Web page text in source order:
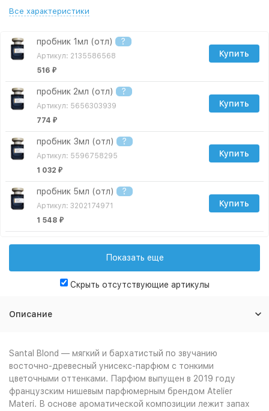
Все характеристики
пробник 1мл (отл) ?
Артикул: 2135586568
516 ₽
Купить
пробник 2мл (отл) ?
Артикул: 5656303939
774 ₽
Купить
пробник 3мл (отл) ?
Артикул: 5596758295
1 032 ₽
Купить
пробник 5мл (отл) ?
Артикул: 3202174971
1 548 ₽
Купить
Артикул: 2310140422
2 666
пробник 15мл (отл)
Артикул: 2460104385
4 644 ₽
пробник 30мл (отл) ?
Артикул: 6914334184
Купить
Показать еще
Скрыть отсутствующие артикулы
Описание
Santal Blond — мягкий и бархатистый по звучанию
восточно-древесный унисекс-парфюм с тонкими
цветочными оттенками. Парфюм выпущен в 2019 году
французским нишевым парфюмерным брендом Atelier
Materi. В основе ароматической композиции лежит запах